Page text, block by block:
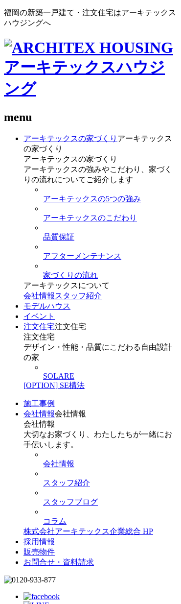
福岡の新築一戸建て・注文住宅はアーキテックス
ハウジングへ
menu
アーキテックスの家づくり アーキテックス
の家づくり
アーキテックスの家づくり
アーキテックスの強みやこだわり、家づく
りの流れについてご紹介します
アーキテックスの5つの強み
アーキテックスのこだわり
品質保証
アフターメンテナンス
家づくりの流れ
アーキテックスについて
会社情報 スタッフ紹介
モデルハウス
イベント
注文住宅注文住宅
注文住宅
デザイン・性能・品質にこだわる自由設計
の家
SOLARE
[OPTION] SE構法
施工事例
会社情報会社情報
会社情報
大切なお家づくり、わたしたちが一緒にお
手伝いします。
会社情報
スタッフ紹介
スタッフブログ
コラム
株式会社アーキテックス企業総合 HP
採用情報
販売物件
お問合せ・資料請求